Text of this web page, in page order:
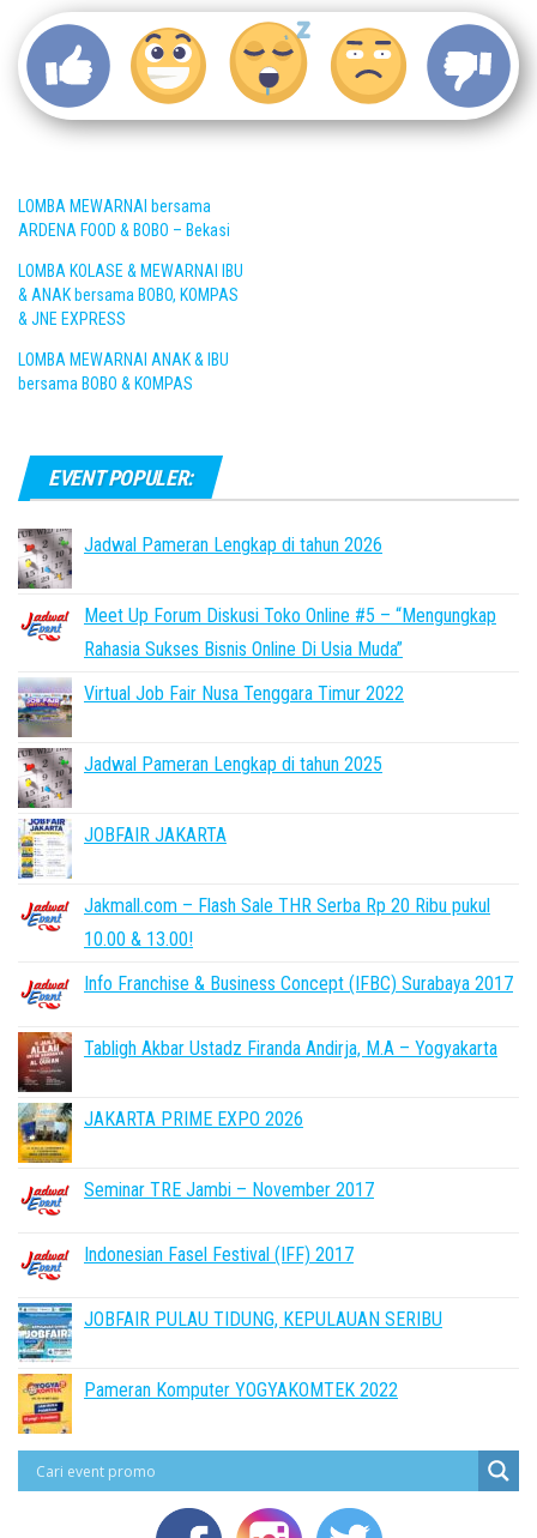
LOMBA MEWARNAI bersama
ARDENA FOOD & BOBO – Bekasi
LOMBA KOLASE & MEWARNAI IBU
& ANAK bersama BOBO, KOMPAS
& JNE EXPRESS
LOMBA MEWARNAI ANAK & IBU
bersama BOBO & KOMPAS
EVENT POPULER:
Jadwal Pameran Lengkap di tahun 2026
Meet Up Forum Diskusi Toko Online #5 – “Mengungkap
Rahasia Sukses Bisnis Online Di Usia Muda”
Virtual Job Fair Nusa Tenggara Timur 2022
Jadwal Pameran Lengkap di tahun 2025
JOBFAIR JAKARTA
Jakmall.com – Flash Sale THR Serba Rp 20 Ribu pukul
10.00 & 13.00!
Info Franchise & Business Concept (IFBC) Surabaya 2017
Tabligh Akbar Ustadz Firanda Andirja, M.A – Yogyakarta
JAKARTA PRIME EXPO 2026
Seminar TRE Jambi – November 2017
Indonesian Fasel Festival (IFF) 2017
JOBFAIR PULAU TIDUNG, KEPULAUAN SERIBU
Pameran Komputer YOGYAKOMTEK 2022